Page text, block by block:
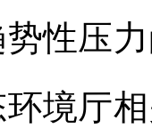
性压
境厅